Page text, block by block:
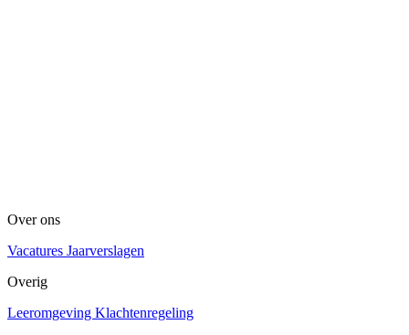
Over ons
Vacatures Jaarverslagen
Overig
Leeromgeving Klachtenregeling